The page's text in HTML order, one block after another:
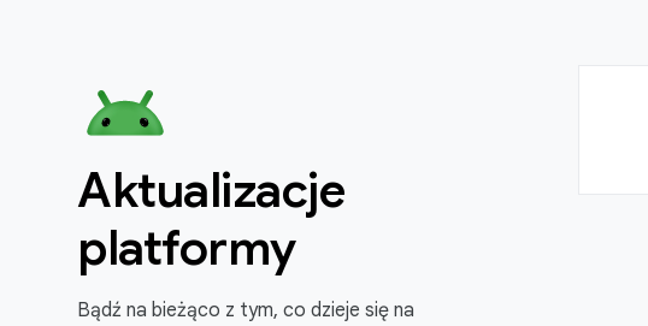
Aktualizacje
platformy
Bądź na bieżąco z tym, co dzieje się na